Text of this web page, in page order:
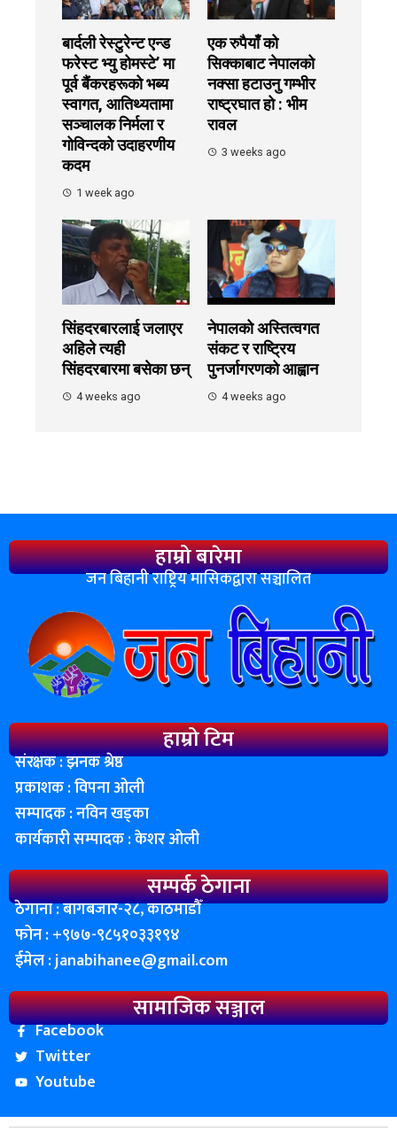
बार्दली रेस्टुरेन्ट एन्ड
फरेस्ट भ्यु होमस्टे’ मा
पूर्व बैंकरहरूको भब्य
स्वागत, आतिथ्यतामा
सञ्चालक निर्मला र
गोविन्दको उदाहरणीय
कदम
1 week ago
एक रुपैयाँ को
सिक्काबाट नेपालको
नक्सा हटाउनु गम्भीर
राष्ट्रघात हो : भीम
रावल
3 weeks ago
सिंहदरबारलाई जलाएर
अहिले त्यही
सिंहदरबारमा बसेका छन्
4 weeks ago
नेपालको अस्तित्वगत
संकट र राष्ट्रिय
पुनर्जागरणको आह्वान
4 weeks ago
हाम्रो बारेमा
जन बिहानी राष्ट्रिय मासिकद्वारा सञ्चालित
हाम्रो टिम
संरक्षक : झनक श्रेष्ठ
प्रकाशक : विपना ओली
सम्पादक : नविन खड्का
कार्यकारी सम्पादक : केशर ओली
सम्पर्क ठेगाना
ठेगाना : बागबजार-२८, काठमाडाैँ
फोन : ‌+९७७-९८५१०३३१९४
ईमेल :janabihanee@gmail.com
सामाजिक सञ्जाल
Facebook
Twitter
Youtube